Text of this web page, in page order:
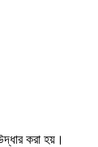
করা হয়।